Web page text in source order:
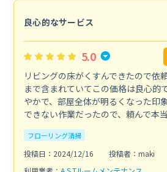
良心的なサービス
5.0
リビングの床がくすんできたので依
まで含まれていてこの価格は良心的
やかで、部屋全体が明るくなった印
できない作業だったので、頼んで本
フローリング清掃
投稿日：2024/12/16
投稿者：maki